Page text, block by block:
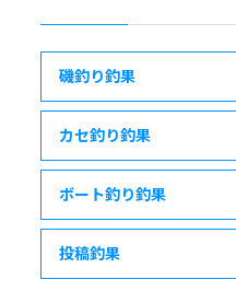
磯釣り釣果
カセ釣り釣果
ボート釣り釣果
投稿釣果